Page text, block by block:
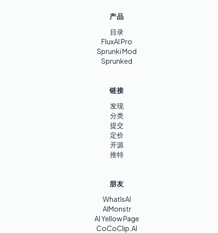
产品
目录
FluxAI Pro
Sprunki Mod
Sprunked
链接
发现
分类
提交
定价
开源
推特
朋友
WhatIsAI
AIMonstr
AI Yellow Page
CoCoClip.AI